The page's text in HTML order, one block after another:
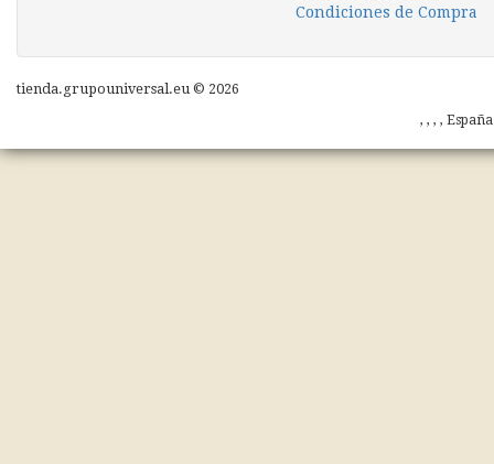
Condiciones de Compra
tienda.grupouniversal.eu © 2026
, , , ,